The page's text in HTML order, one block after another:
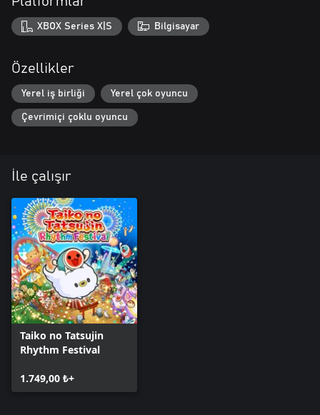
XBOX Series X|S Bilgisayar
Özellikler
Yerel iş birliği Yerel çok oyuncu
Çevrimiçi çoklu oyuncu
İle çalışır
Taiko no Tatsujin
Rhythm Festival
1.749,00 ₺+